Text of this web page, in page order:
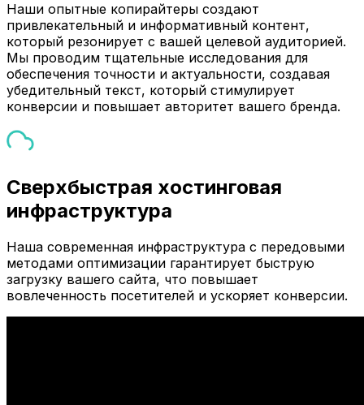
Наши опытные копирайтеры создают
привлекательный и информативный контент,
который резонирует с вашей целевой аудиторией.
Мы проводим тщательные исследования для
обеспечения точности и актуальности, создавая
убедительный текст, который стимулирует
конверсии и повышает авторитет вашего бренда.
Сверхбыстрая хостинговая
инфраструктура
Наша современная инфраструктура с передовыми
методами оптимизации гарантирует быструю
загрузку вашего сайта, что повышает
вовлеченность посетителей и ускоряет конверсии.